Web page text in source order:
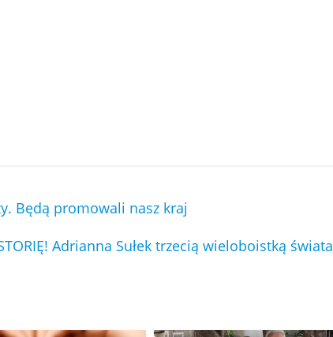
Będą promowali nasz kraj
Adrianna Sułek trzecią wieloboistką świata